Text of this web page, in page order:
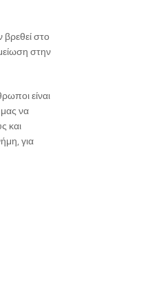
βρεθεί στο
στην
είναι
να
και
για